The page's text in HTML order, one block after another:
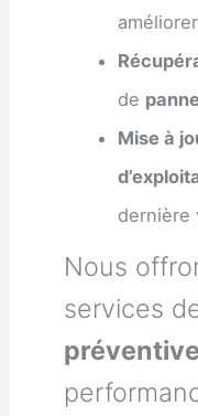
de
Mise à
dernière
Nous
services
préventive